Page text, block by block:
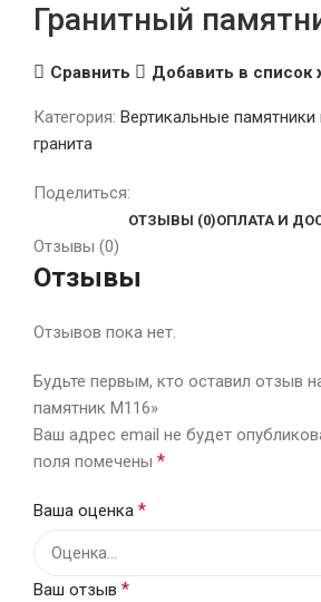
Гранитный
Сравнить Добавить в список
Категория: Вертикальные памятники
гранита
Поделиться:
ОТЗЫВЫ (0)ОПЛАТА И
Отзывы (0)
Отзывы
Отзывов пока нет.
Будьте первым, кто оставил отзыв
памятник М116»
Ваш адрес email не будет
поля помечены *
Ваша оценка *
Ваш отзыв *